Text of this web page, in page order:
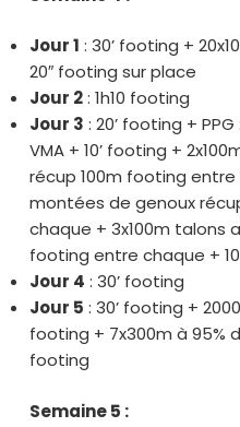
Jour 1 : 30’ footing +
20″ footing sur place
Jour 2: 1h10 footing
Jour 3 : 20’ footing +
VMA + 10’ footing +
récup 100m footing entre
montées de genoux
chaque + 3x100m talons
footing entre chaque +
Jour 4 : 30’ footing
Jour 5 : 30’ footing +
footing + 7x300m à 95%
footing
Semaine 5 :